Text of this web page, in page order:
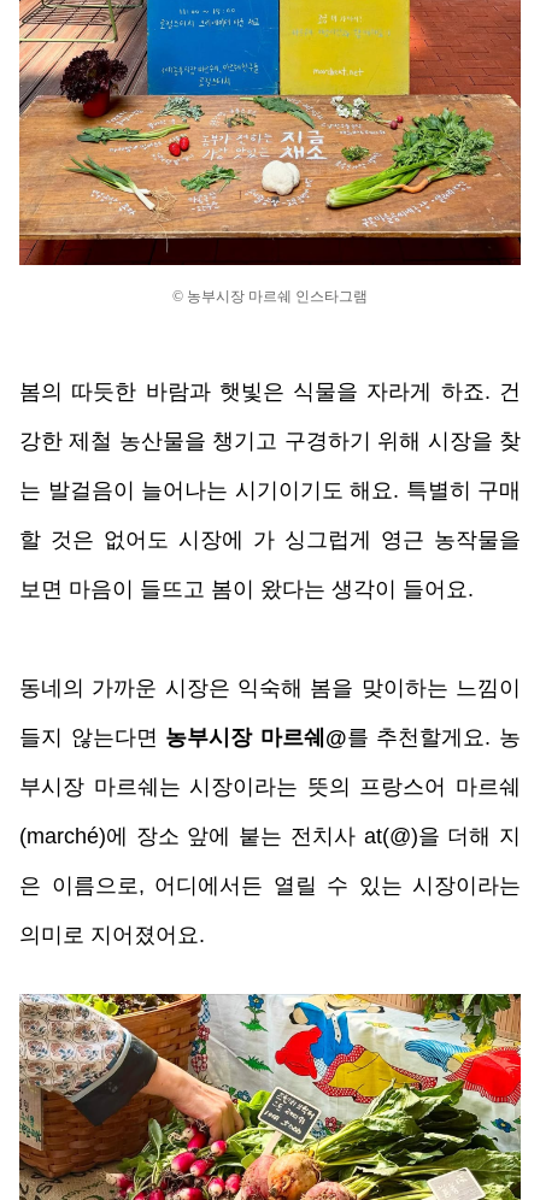
© 농부시장 마르쉐 인스타그램
봄의 따듯한 바람과 햇빛은 식물을 자라게 하죠. 건
강한 제철 농산물을 챙기고 구경하기 위해 시장을 찾
는 발걸음이 늘어나는 시기이기도 해요. 특별히 구매
할 것은 없어도 시장에 가 싱그럽게 영근 농작물을
보면 마음이 들뜨고 봄이 왔다는 생각이 들어요.
동네의 가까운 시장은 익숙해 봄을 맞이하는 느낌이
들지 않는다면 농부시장 마르쉐@를 추천할게요. 농
부시장 마르쉐는 시장이라는 뜻의 프랑스어 마르쉐
(marché)에 장소 앞에 붙는 전치사 at(@)을 더해 지
은 이름으로, 어디에서든 열릴 수 있는 시장이라는
의미로 지어졌어요.